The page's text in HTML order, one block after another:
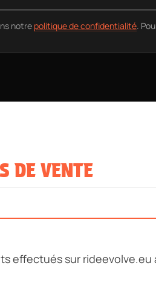
notre politique de confidentialité.
DE VENTE
effectués sur rideevolve.eu